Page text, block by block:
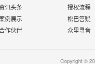
讯头条
例展示
作伙伴
授权流程
松巴答疑
众里寻音
Copyright ©